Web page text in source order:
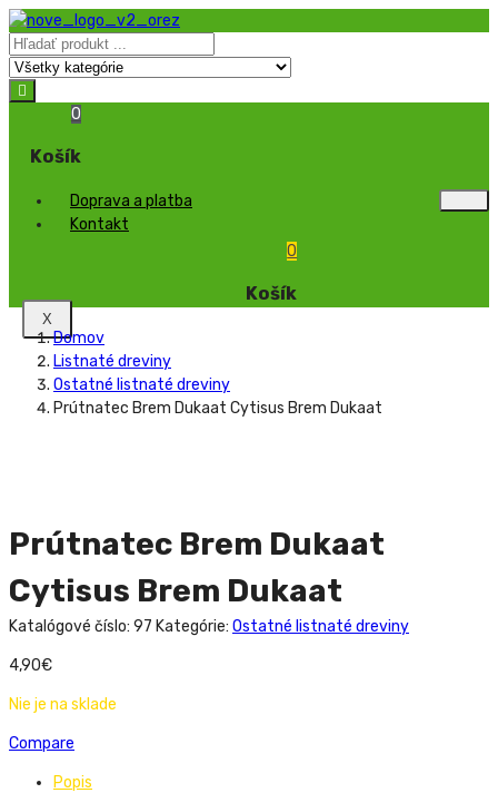
0
Košík
Doprava a platba
Kontakt
X
0
Košík
Domov
Listnaté dreviny
Ostatné listnaté dreviny
Prútnatec Brem Dukaat Cytisus Brem Dukaat
Prútnatec Brem Dukaat
Cytisus Brem Dukaat
Katalógové číslo: 97 Kategórie: Ostatné listnaté dreviny
4,90€
Nie je na sklade
Compare
Popis